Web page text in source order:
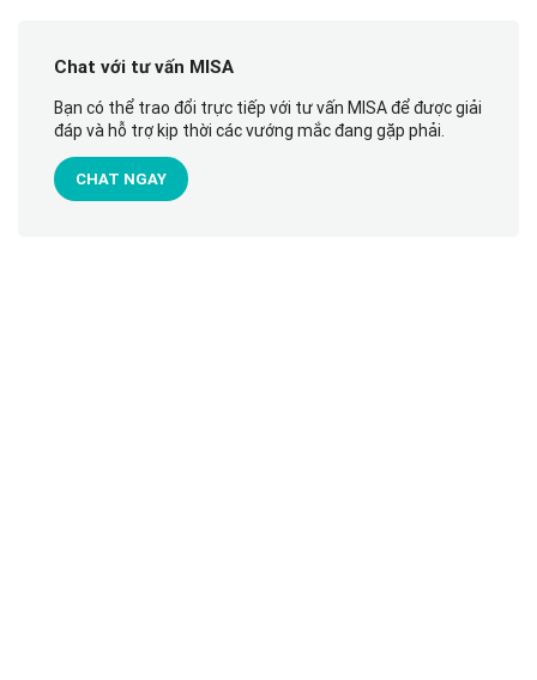
Chat với tư vấn MISA
Bạn có thể trao đổi trực tiếp với tư vấn MISA để được giải
đáp và hỗ trợ kịp thời các vướng mắc đang gặp phải.
CHAT NGAY